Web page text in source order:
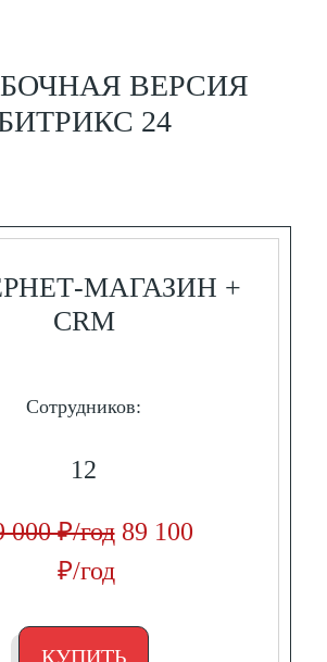
ВЕРСИЯ
24
МАГАЗИН +
CRM
Сотрудников:
12
000 ₽/год 89 100
₽/год
КУПИТЬ